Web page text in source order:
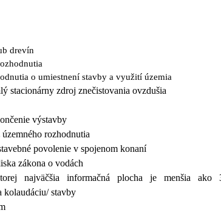
drevín
o umiestnení stavby a využití územia
stacionárny zdroj znečistovania ovzdušia
výstavby
rozhodnutia
povolenie v spojenom konaní
zákona o vodách
ktorej najväčšia informačná plocha je menšia ako
kolaudáciu/ stavby